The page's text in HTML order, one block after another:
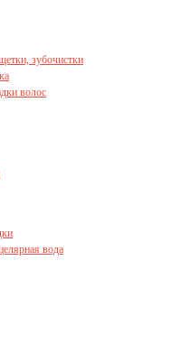
зубочистки
волос
вода